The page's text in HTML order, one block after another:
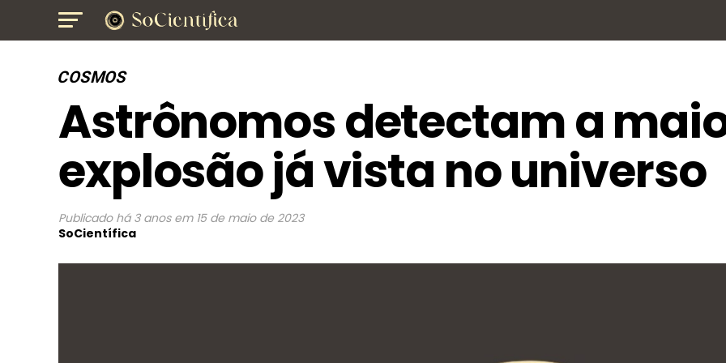
COSMOS
Astrônomos detectam a
explosão já vista no universo
Publicado há 3 anos em 15 de maio de 2023
SoCientífica